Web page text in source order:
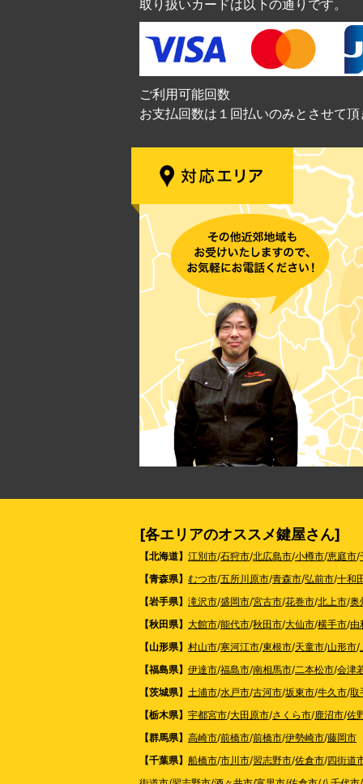
取り扱いカードは以下の通りです。
ご利用可能回数
お支払回数は１回払いのみとさせて
[各エリアのオススメ鍵屋さん]
【北海道】 江別市/石狩市/北広島市/小樽市/恵庭市/
【青森県】 むつ市/五所川原市/青森市/弘前市/十和
【岩手県】 滝沢市/盛岡市/宮古市/花巻市/北上市/奥
【秋田県】 大館市/能代市/秋田市/大仙市/横手市/由
【山形県】 村山市/寒河江市/東根市/天童市/山形市/
【福島県】 伊達市/福島市/南相馬市/二本松市/会津
【茨城県】 土浦市/水戸市/古河市/坂東市/牛久市/取
【栃木県】 宇都宮市/大田原市/さくら市/鹿沼市/佐
【群馬県】 高崎市/前橋市/前橋市/伊勢崎市/藤岡市
【千葉県】 船橋市/市川市/習志野市/佐倉市/四街道